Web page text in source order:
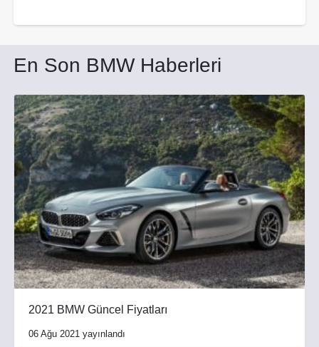
En Son BMW Haberleri
2021 BMW Güncel Fiyatları
06 Ağu 2021 yayınlandı